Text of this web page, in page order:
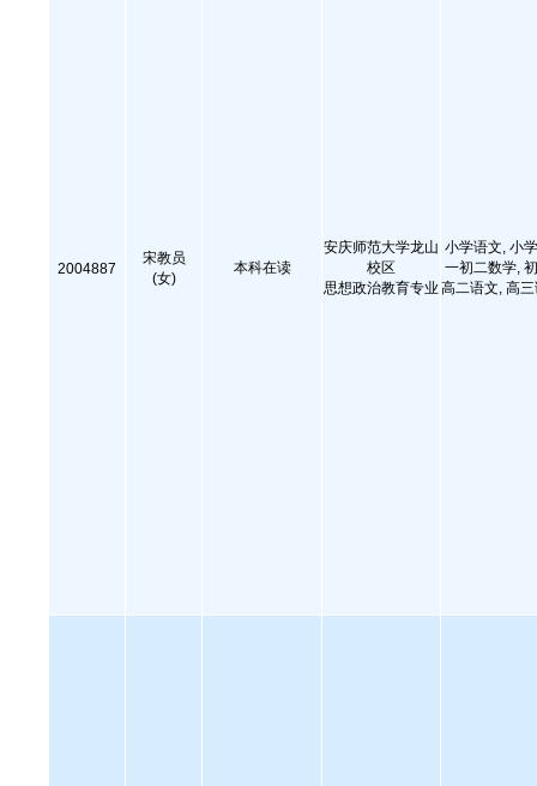
2004887
宋教员
(女)
本科在读
安庆师范大学龙山
校区
思想政治教育专业
小学语文, 小
一初二数学,
高二语文, 高